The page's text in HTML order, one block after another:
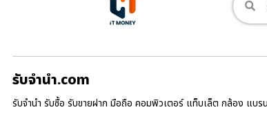
รับจํานํา.com
รับจำนำ รับซื้อ รับขายฝาก มือถือ คอมพิวเตอร์ แท็บเล็ต กล้อง แบร